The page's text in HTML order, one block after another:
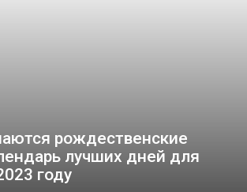
рождественские
лучших дней для
году